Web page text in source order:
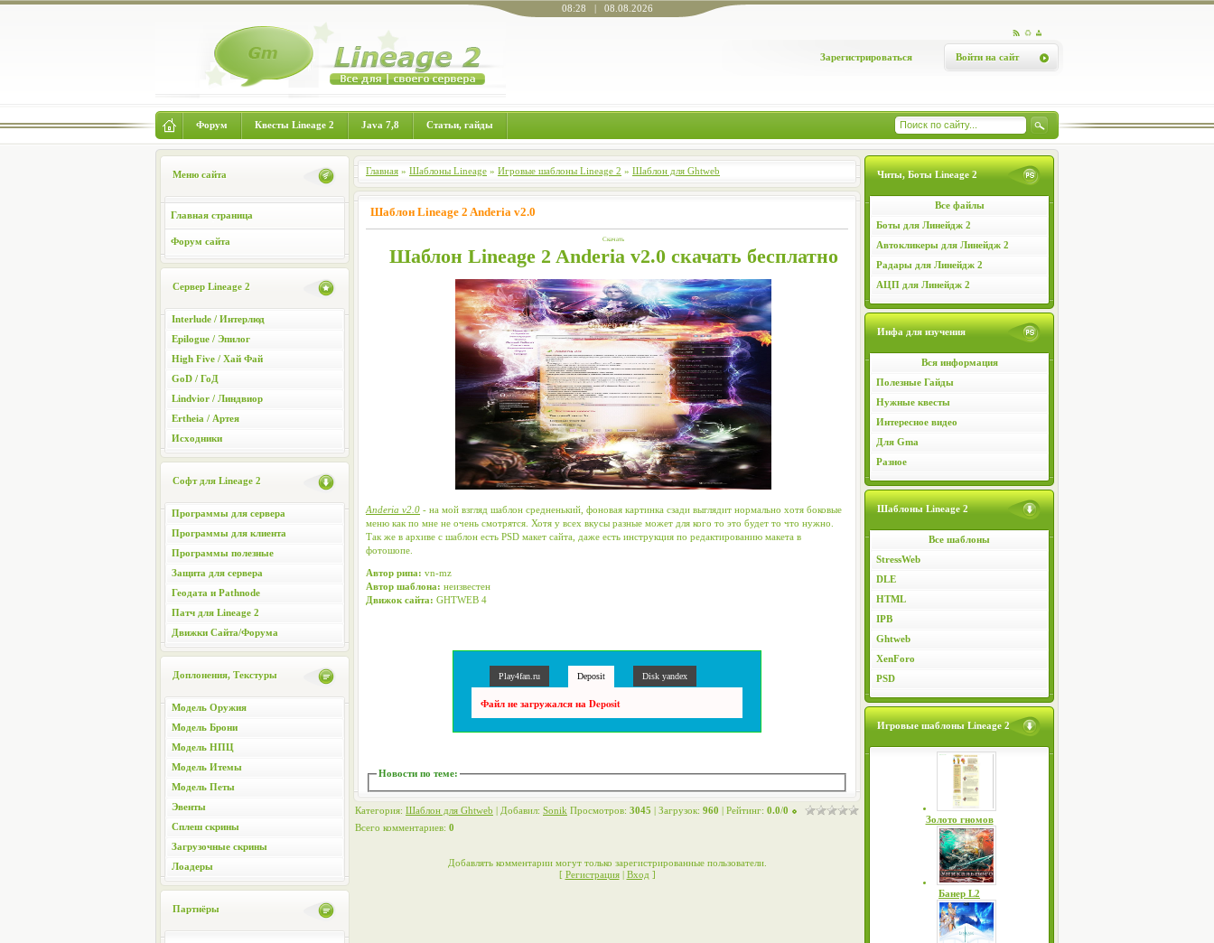
08:28 | 08.08.2026
Войти на сайт
Зарегистрироваться
Форум Квесты Lineage 2 Java 7,8 Статьи, гайды
Меню сайта
Главная страница
Форум сайта
Сервер Lineage 2
Interlude / Интерлюд
Epilogue / Эпилог
High Five / Хай Фай
GoD / ГоД
Lindvior / Линдвиор
Ertheia / Артея
Исходники
Софт для Lineage 2
Программы для сервера
Программы для клиента
Программы полезные
Защита для сервера
Геодата и Pathnode
Патч для Lineage 2
Движки Сайта/Форума
Доплонения, Текстуры
Модель Оружия
Модель Брони
Модель НПЦ
Модель Итемы
Модель Петы
Эвенты
Сплеш скрины
Загрузочные скрины
Лоадеры
Партнёры
Читы, Боты Lineage 2
Все файлы
Боты для Линейдж 2
Автокликеры для Линейдж 2
Радары для Линейдж 2
АЦП для Линейдж 2
Инфа для изучения
Вся информация
Полезные Гайды
Нужные квесты
Интересное видео
Для Gma
Разное
Шаблоны Lineage 2
Все шаблоны
StressWeb
DLE
HTML
IPB
Ghtweb
XenForo
PSD
Игровые шаблоны Lineage 2
Золото гномов
Банер L2
Главная » Шаблоны Lineage » Игровые шаблоны Lineage 2 » Шаблон для Ghtweb
Шаблон Lineage 2 Anderia v2.0
Скачать
Шаблон Lineage 2 Anderia v2.0 скачать бесплатно
Anderia v2.0 - на мой взгляд шаблон средненький, фоновая картинка сзади выглядит нормально хотя боковые
меню как по мне не очень смотрятся. Хотя у всех вкусы разные может для кого то это будет то что нужно.
Так же в архиве с шаблон есть PSD макет сайта, даже есть инструкция по редактированию макета в
фотошопе.
Автор рипа: vn-mz
Автор шаблона: неизвестен
Движок сайта: GHTWEB 4
Play4fan.ru Deposit Disk yandex
Файл не загружался на Deposit
Новости по теме:
Категория: Шаблон для Ghtweb | Добавил: Sonik Просмотров: 3045 | Загрузок: 960 | Рейтинг: 0.0/0
Всего комментариев: 0
Добавлять комментарии могут только зарегистрированные пользователи.
[ Регистрация| Вход ]